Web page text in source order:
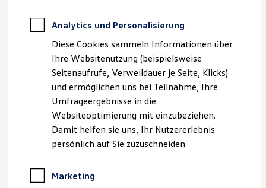
Professional Class bei Volkswagen
Behörden
Direktkunden
Sonderfahrzeuge
Anpfiff zum Gewinn
Elektromobilität
Elektroautos
ID. Tutorials
Elektrofahrzeugkonzepte
ID. EVERY1
Reichweite
Rekuperation
Disclaimer von Volkswagen AG
Bildliche Darstellungen können je nach Software-Version vom
Auslieferungszustand abweichen und Sonderausstattungen
Die in dieser Darstellung gezeigten Fahrzeuge und
Ausstattungen können in einzelnen Details vom aktuellen
deutschen Lieferprogramm abweichen. Abgebildet sind
teilweise Sonderausstattungen der Fahrzeuge gegen
Mehrpreis.
Übersicht der aktuell verfügbaren Modelle und Ausstattungen.
Analytics und Personalisierung
Diese Cookies sammeln Informationen über
Ihre Websitenutzung (beispielsweise
Seitenaufrufe, Verweildauer je Seite, Klicks)
und ermöglichen uns bei Teilnahme, Ihre
Umfrageergebnisse in die
Websiteoptimierung mit einzubeziehen.
Damit helfen sie uns, Ihr Nutzererlebnis
persönlich auf Sie zuzuschneiden.
Marketing